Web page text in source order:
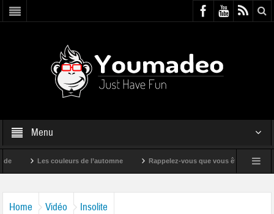
Menu
Les couleurs de l’automne Rappelez-vous que vous êtes super !
Home Vidéo Insolite